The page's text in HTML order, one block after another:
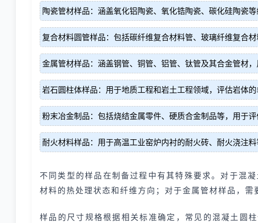
陶瓷管材样品：涵盖氧化铝陶瓷、氧化锆陶瓷、碳化硅陶瓷
复合材料圆管样品：包括碳纤维复合材料管、玻璃纤维复合
金属管材样品：涵盖钢管、铜管、铝管、钛管及其合金管材
岩石圆柱体样品：用于地质工程和岩土工程领域，评估岩体的
粉末冶金制品：包括烧结金属零件、硬质合金制品等，用于评
耐火材料样品：用于高温工业窑炉内衬的耐火砖、耐火浇注料
不同类型的样品在制备过程中有其特殊要求。对于混
材料的热处理状态和纤维方向；对于金属管材样品，需
样品的尺寸规格根据相关标准确定，常见的混凝土